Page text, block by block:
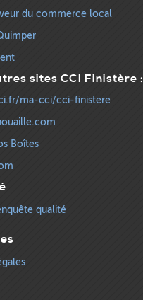
du commerce local
sites CCI Finistère :
ma-cci/cci-finistere
Boîtes
qualité